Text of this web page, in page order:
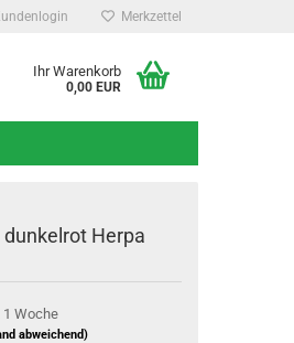
Merkzettel
Ihr Warenkorb
0,00 EUR
Herpa
1 Woche
abweichend)